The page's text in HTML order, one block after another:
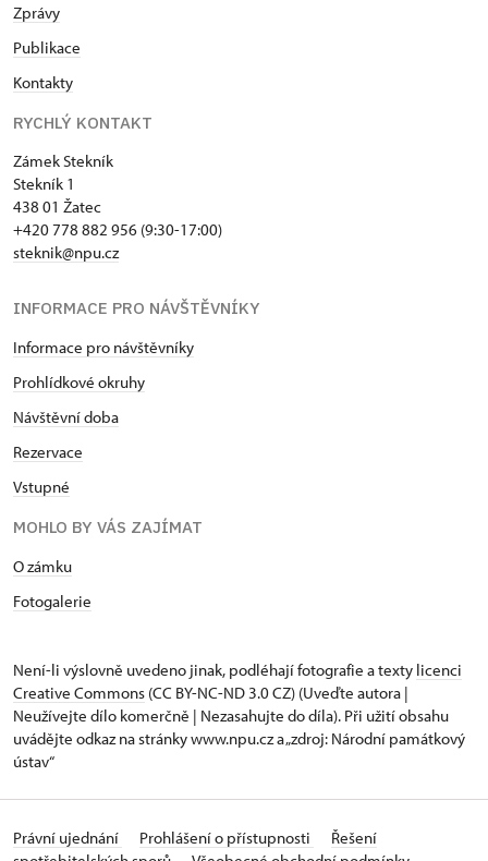
Zprávy
Publikace
Kontakty
RYCHLÝ KONTAKT
Zámek Stekník
Stekník 1
438 01 Žatec
+420 778 882 956 (9:30-17:00)
steknik@npu.cz
INFORMACE PRO NÁVŠTĚVNÍKY
Informace pro návštěvníky
Prohlídkové okruhy
Návštěvní doba
Rezervace
Vstupné
MOHLO BY VÁS ZAJÍMAT
O zámku
Fotogalerie
Není-li výslovně uvedeno jinak, podléhají fotografie a texty licenci
Creative Commons (CC BY-NC-ND 3.0 CZ) (Uveďte autora |
Neužívejte dílo komerčně | Nezasahujte do díla). Při užití obsahu
uvádějte odkaz na stránky www.npu.cz a „zdroj: Národní památkový
ústav“
Právní ujednání Prohlášení o přístupnosti
Řešení